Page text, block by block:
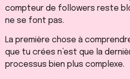
compteur de followers reste
ne se font pas.
La première chose à
que tu crées n’est que la
processus bien plus complexe.